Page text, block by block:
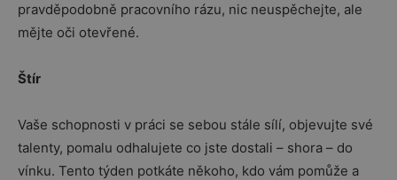
pravděpodobně pracovního rázu, nic neuspěchejte, ale
mějte oči otevřené.
Štír
Vaše schopnosti v práci se sebou stále sílí, objevujte své
talenty, pomalu odhalujete co jste dostali – shora – do
vínku. Tento týden potkáte někoho, kdo vám pomůže a